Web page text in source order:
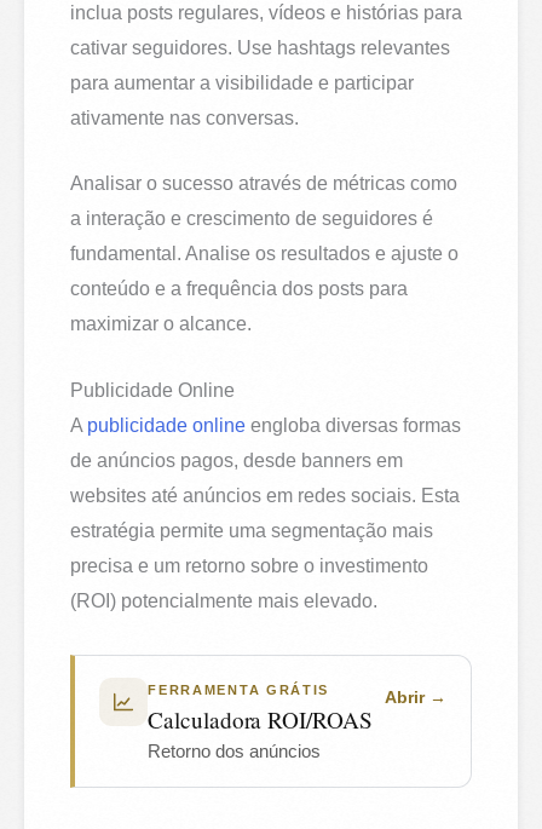
inclua posts regulares, vídeos e histórias para
cativar seguidores. Use hashtags relevantes
para aumentar a visibilidade e participar
ativamente nas conversas.
Analisar o sucesso através de métricas como
a interação e crescimento de seguidores é
fundamental. Analise os resultados e ajuste o
conteúdo e a frequência dos posts para
maximizar o alcance.
Publicidade Online
A publicidade online engloba diversas formas
de anúncios pagos, desde banners em
websites até anúncios em redes sociais. Esta
estratégia permite uma segmentação mais
precisa e um retorno sobre o investimento
(ROI) potencialmente mais elevado.
FERRAMENTA GRÁTIS
Calculadora ROI/ROAS
Retorno dos anúncios
Abrir